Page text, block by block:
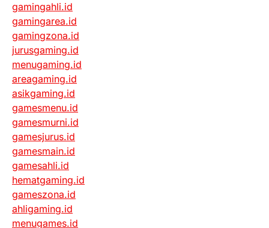
gamingahli.id
gamingarea.id
gamingzona.id
jurusgaming.id
menugaming.id
areagaming.id
asikgaming.id
gamesmenu.id
gamesmurni.id
gamesjurus.id
gamesmain.id
gamesahli.id
hematgaming.id
gameszona.id
ahligaming.id
menugames.id